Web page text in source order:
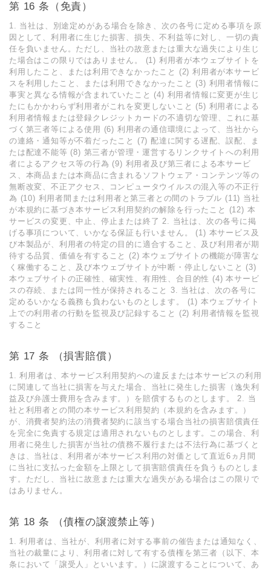
第 16 条（免責）
1. 当社は、別途定めがある場合を除き、次の各号に定める事項を原
因として、利⽤者に⽣じた損害、損失、不利益等に対し、⼀切の責
任を負いません。ただし、当社の故意または重⼤な過失により⽣じ
た場合はこの限りではありません。 (1) 利⽤者が本ウェブサイトを
利⽤したこと、または利⽤できなかったこと (2) 利⽤者が本サービ
スを利⽤したこと、または利⽤できなかったこと (3) 利⽤者情報に
事実と異なる情報が含まれていたこと (4) 利⽤者情報に変更が⽣じ
たにもかかわらず利⽤者がこれを変更しないこと (5) 利⽤者による
利⽤者情報または登録クレジットカードの不適切な管理、これに基
づく第三者等による使⽤ (6) 利⽤者の通信環境によって、当社から
の連絡・通知等が不着だったこと (7) 配達に関する遅配、誤配、ま
たは配達不能等 (8) 第三者が管理・運営するリンクサイトへの利⽤
者によるアクセス等の⾏為 (9) 利⽤者及び第三者による本サービ
ス、本商品または本商品に含まれるソフトウェア・コンテンツ等の
無断改変、不正アクセス、コンピュータウイルスの混⼊等の不正⾏
為 (10) 利⽤者間または利⽤者と第三者との間のトラブル (11) 当社
が本規約に基づき本サービス利⽤契約の解除を⾏ったこと (12) 本
サービスの変更、中⽌、停⽌または終了 2. 当社は、次の各号に掲
げる事項について、いかなる保証も⾏いません。 (1) 本サービス及
び本製品が、利⽤者の特定の⽬的に適合すること、及び利⽤者が期
待する品質、価値を有すること (2) 本ウェブサイトの機能が障害な
く稼働すること、及び本ウェブサイトが中断・停⽌しないこと (3)
本ウェブサイトの正確性、確実性、有⽤性、合⽬的性 (4) 本サービ
スの存続、または同⼀性が保持されること 3. 当社は、次の各号に
定めるいかなる義務も負わないものとします。 (1) 本ウェブサイト
上での利⽤者の⾏動を監視及び記録すること (2) 利⽤者情報を監視
すること
第 17 条 （損害賠償）
1. 利⽤者は、本サービス利⽤契約への違反または本サービスの利⽤
に関連して当社に損害を与えた場合、当社に発⽣した損害（逸失利
益及び弁護⼠費⽤を含みます。）を賠償するものとします。 2. 当
社と利⽤者との間の本サービス利⽤契約（本規約を含みます。）
が、消費者契約法の消費者契約に該当する場合当社の損害賠償責任
を完全に免責する規定は適⽤されないものとします。この場合、利
⽤者に発⽣した損害が当社の債務不履⾏または不法⾏為に基づくと
きは、当社は、利⽤者が本サービス利⽤の対価として直近6ヵ⽉間
に当社に⽀払った⾦額を上限として損害賠償責任を負うものとしま
す。ただし、当社に故意または重⼤な過失がある場合はこの限りで
はありません。
第 18 条 （債権の譲渡禁⽌等）
1. 利⽤者は、当社が、利⽤者に対する事前の催告または通知なく、
当社の裁量により、利⽤者に対して有する債権を第三者（以下、本
条において「譲受⼈」といいます。）に譲渡することについて、あ